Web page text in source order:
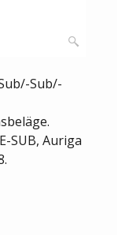
Sub/-
SUB, Auriga